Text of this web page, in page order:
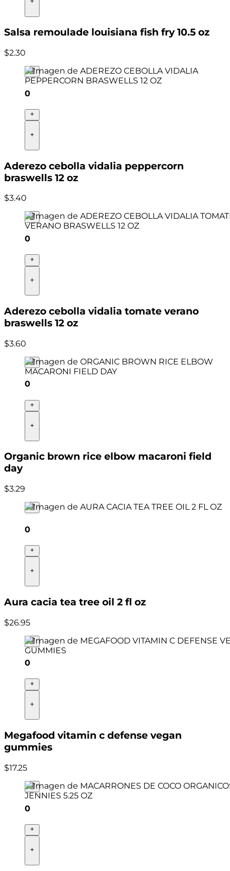
Salsa remoulade louisiana fish fry 10.5 oz
$2.30
0
Aderezo cebolla vidalia peppercorn
braswells 12 oz
$3.40
0
Aderezo cebolla vidalia tomate verano
braswells 12 oz
$3.60
0
Organic brown rice elbow macaroni field
day
$3.29
0
Aura cacia tea tree oil 2 fl oz
$26.95
0
Megafood vitamin c defense vegan
gummies
$17.25
0